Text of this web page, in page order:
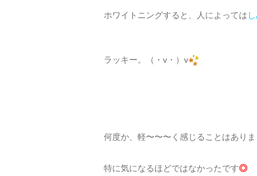
ホワイトニングすると、人によっては
ラッキー。（・v・）v
何度か、軽〜〜〜く感じることはありま
特に気になるほどではなかったです◎